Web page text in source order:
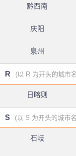
黔西南
庆阳
泉州
R (以 R 为开头的城市
日喀则
S (以 S 为开头的城市
石岐